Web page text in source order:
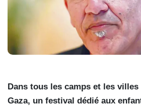
Dans tous les camps et les villes
Gaza, un festival dédié aux